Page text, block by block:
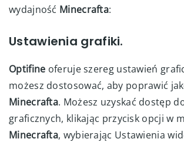
wydajność Minecrafta:
Ustawienia grafiki.
Optifine oferuje szereg ustawień
możesz dostosować, aby poprawić
Minecrafta. Możesz uzyskać dostęp
graficznych, klikając przycisk opcji w
Minecrafta, wybierając Ustawienia